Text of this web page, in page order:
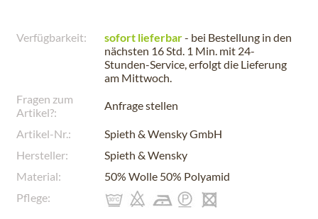
Verfügbarkeit: sofort lieferbar- bei Bestellung in den
nächsten 16 Std. 1 Min. mit 24-
Stunden-Service, erfolgt die Lieferung
am Mittwoch.
Fragen zum
Artikel?:
Anfrage stellen
Artikel-Nr.:
Spieth & Wensky GmbH
Hersteller:
Spieth & Wensky
Material:
50% Wolle 50% Polyamid
Pflege: